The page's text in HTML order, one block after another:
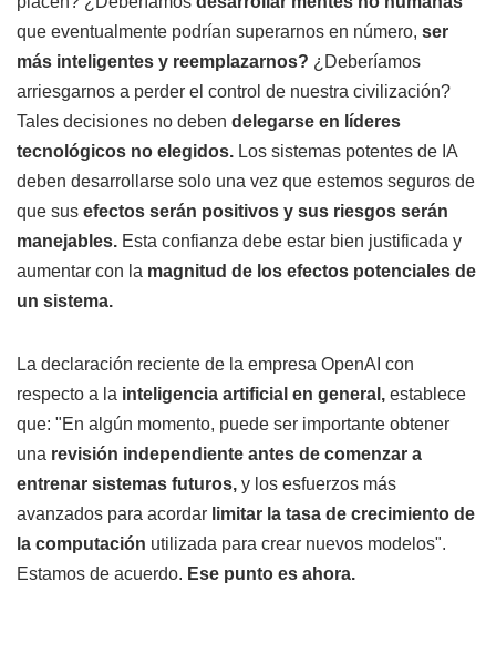
que eventualmente podrían superarnos en número, ser
más inteligentes y reemplazarnos? ¿Deberíamos
arriesgarnos a perder el control de nuestra civilización?
Tales decisiones no deben delegarse en líderes
tecnológicos no elegidos. Los sistemas potentes de IA
deben desarrollarse solo una vez que estemos seguros de
que sus efectos serán positivos y sus riesgos serán
manejables. Esta confianza debe estar bien justificada y
aumentar con la magnitud de los efectos potenciales de
un sistema.
La declaración reciente de la empresa OpenAI con
respecto a la inteligencia artificial en general, establece
que: "En algún momento, puede ser importante obtener
una revisión independiente antes de comenzar a
entrenar sistemas futuros, y los esfuerzos más
avanzados para acordar limitar la tasa de crecimiento de
la computación utilizada para crear nuevos modelos".
Estamos de acuerdo. Ese punto es ahora.